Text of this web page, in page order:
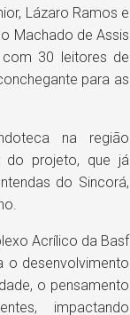
Lázaro Ramos e
Machado de Assis
30 leitores de
para as
na região
do projeto, que já
do Sincorá,
Acrílico da Basf
o desenvolvimento
o pensamento
impactando